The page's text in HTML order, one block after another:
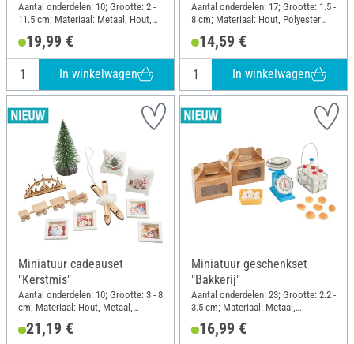
Aantal onderdelen: 10; Grootte: 2 -
11.5 cm; Materiaal: Metaal, Hout,
Stof19,99 €
In winkelwagen
Aantal onderdelen: 17; Grootte: 1.5 -
8 cm; Materiaal: Hout, Polyester
14,59 €
In winkelwagen
Miniatuur cadeauset
"Kerstmis"
Aantal onderdelen: 10; Grootte: 3 - 8
cm; Materiaal: Hout, Metaal,
Polyester (PES), Kunststof
21,19 €
Miniatuur geschenkset
"Bakkerij"
Aantal onderdelen: 23; Grootte: 2.2 -
3.5 cm; Materiaal: Metaal,
Kunststof, Karton
16,99 €